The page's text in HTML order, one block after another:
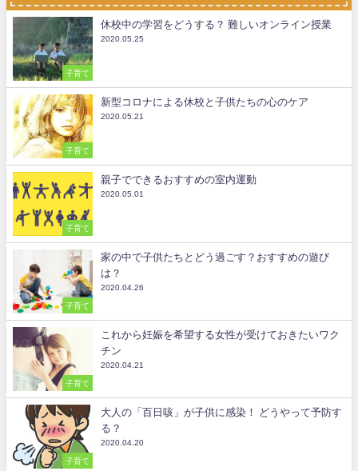
子育て
休校中の学習をどうする？ 難しいオンライン授業
2020.05.25
子育て
新型コロナによる休校と子供たちの心のケア
2020.05.21
子育て
親子でできるおすすめの室内運動
2020.05.01
子育て
家の中で子供たちとどう過ごす？おすすめの遊び
は？
2020.04.26
子育て
これから妊娠を希望する女性が受けておきたいワク
チン
2020.04.21
子育て
大人の「百日咳」が子供に感染！ どうやって予防す
る？
2020.04.20